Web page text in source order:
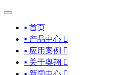
▪ 首页
▪ 产品中心 
▪ 应用案例 
▪ 关于奥翔 